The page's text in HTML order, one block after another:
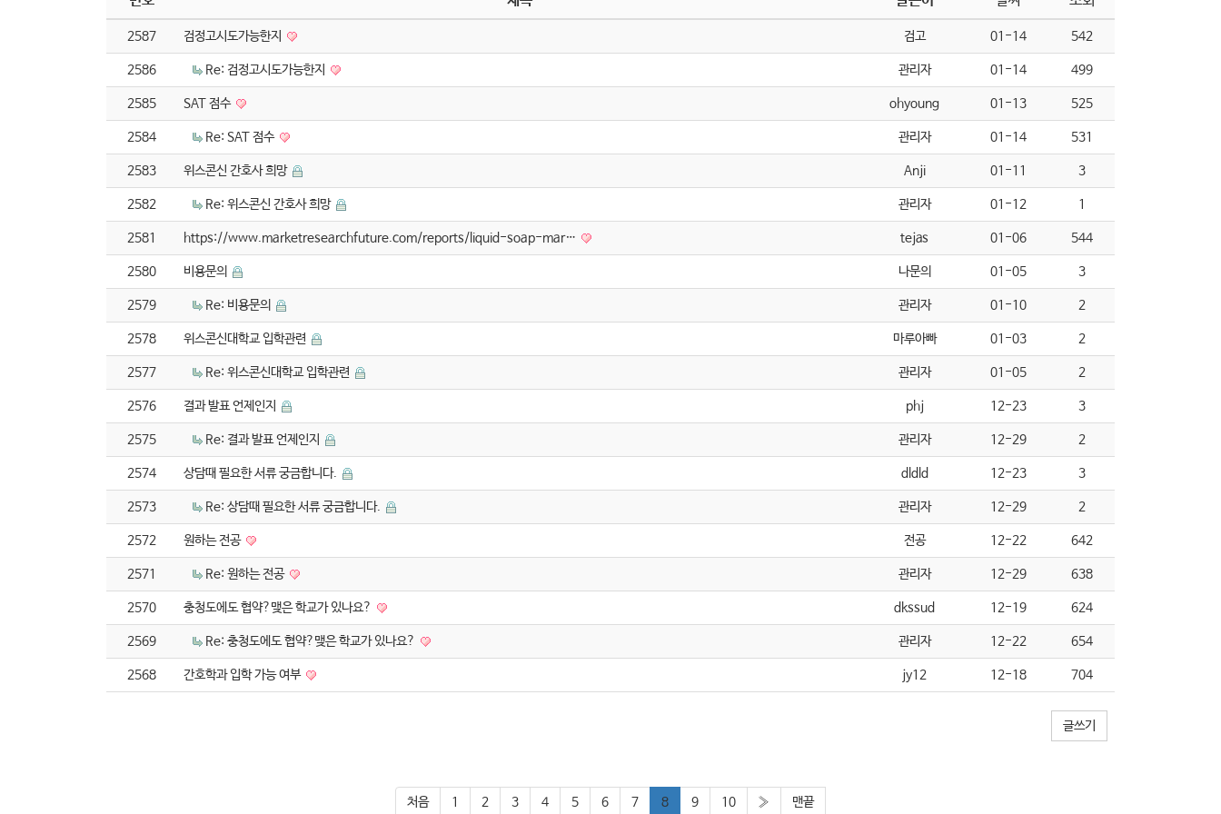
2587 검정고시도가능한지 검고 01-14 542
2586 Re: 검정고시도가능한지 관리자 01-14 499
2585 SAT 점수 ohyoung 01-13 525
2584 Re: SAT 점수 관리자 01-14 531
2583 위스콘신 간호사 희망 Anji 01-11 3
2582 Re: 위스콘신 간호사 희망 관리자 01-12 1
2581 https://www.marketresearchfuture.com/reports/liquid-soap-mar… tejas 01-06 544
2580 비용문의 나문의 01-05 3
2579 Re: 비용문의 관리자 01-10 2
2578 위스콘신대학교 입학관련 마루아빠 01-03 2
2577 Re: 위스콘신대학교 입학관련 관리자 01-05 2
2576 결과 발표 언제인지 phj 12-23 3
2575 Re: 결과 발표 언제인지 관리자 12-29 2
2574 상담때 필요한 서류 궁금합니다. dldld 12-23 3
2573 Re: 상담때 필요한 서류 궁금합니다. 관리자 12-29 2
2572 원하는 전공 전공 12-22 642
2571 Re: 원하는 전공 관리자 12-29 638
2570 충청도에도 협약?맺은 학교가 있나요? dkssud 12-19 624
2569 Re: 충청도에도 협약?맺은 학교가 있나요? 관리자 12-22 654
2568 간호학과 입학 가능 여부 jy12 12-18 704
글쓰기
처음 1 2 3 4 5 6 7 8 9 10 » 맨끝